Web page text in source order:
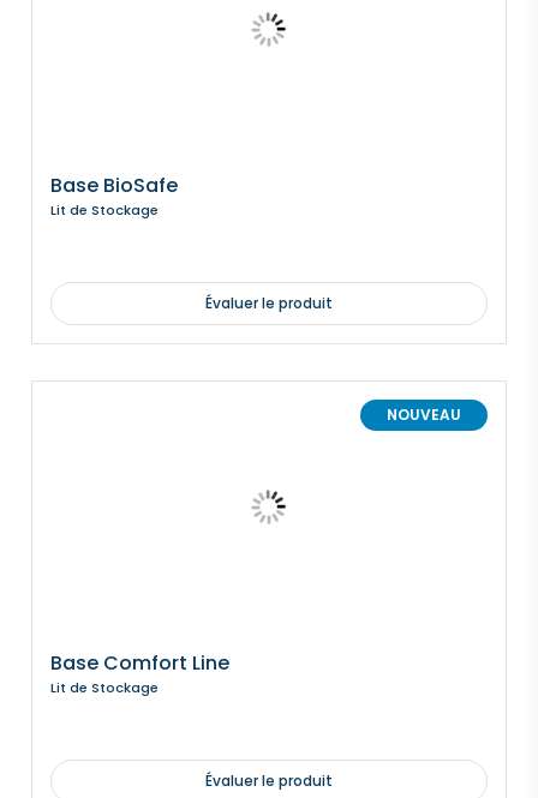
Base BioSafe
Lit de Stockage
Évaluer le produit
NOUVEAU
Base Comfort Line
Lit de Stockage
Évaluer le produit